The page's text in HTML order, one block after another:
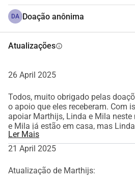
DA Doação anônima
Atualizaçõesinfo
26 April 2025
Todos, muito obrigado pelas
o apoio que eles receberam. Com
apoiar Marthijs, Linda e Mila
e Mila já estão em casa, mas
hospital três vezes por semana
poderá retomar parcialmente suas
também trará novas receitas.
recuperação de Linda continue a
encerramos esta campanha de
Ler Mais
21 April 2025
Atualização de Marthijs: